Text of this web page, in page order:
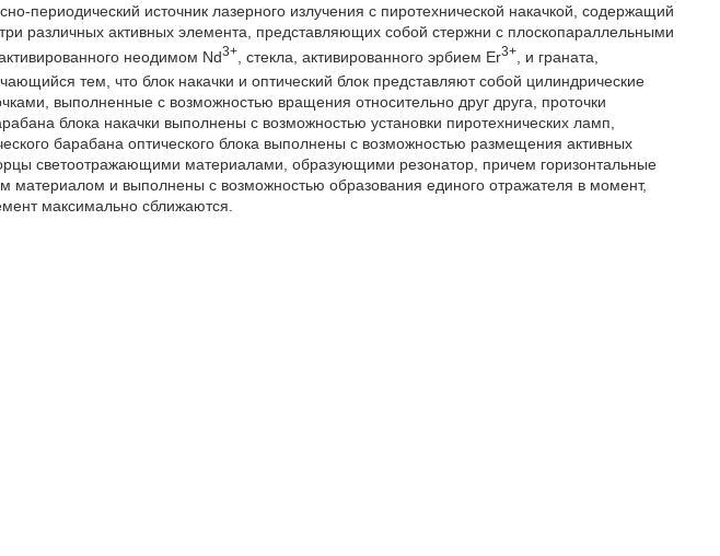
периодический источник лазерного излучения с пиротехнической накачкой, содержащий
различных активных элемента, представляющих собой стержни с плоскопараллельными
неодимом Nd3+ , стекла, активированного эрбием Er3+
, и граната,
тем, что блок накачки и оптический блок представляют собой цилиндрические
выполненные с возможностью вращения относительно друг друга, проточки
блока накачки выполнены с возможностью установки пиротехнических ламп,
барабана оптического блока выполнены с возможностью размещения активных
светоотражающими материалами, образующими резонатор, причем горизонтальные
материалом и выполнены с возможностью образования единого отражателя в момент,
максимально сближаются.